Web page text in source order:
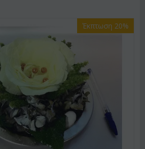
Έκπτωση 20%